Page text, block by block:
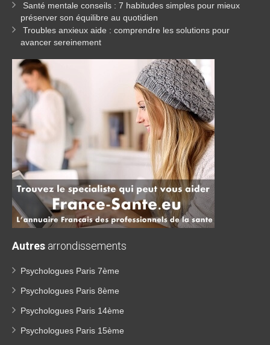
Santé mentale conseils : 7 habitudes simples pour mieux
préserver son équilibre au quotidien
Troubles anxieux aide : comprendre les solutions pour
avancer sereinement
Autres arrondissements
Psychologues Paris 7ème
Psychologues Paris 8ème
Psychologues Paris 14ème
Psychologues Paris 15ème